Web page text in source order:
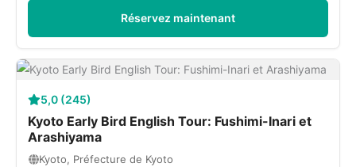
Réservez maintenant
5,0 (245)
Kyoto Early Bird English Tour: Fushimi-Inari et
Arashiyama
Kyoto, Préfecture de Kyoto